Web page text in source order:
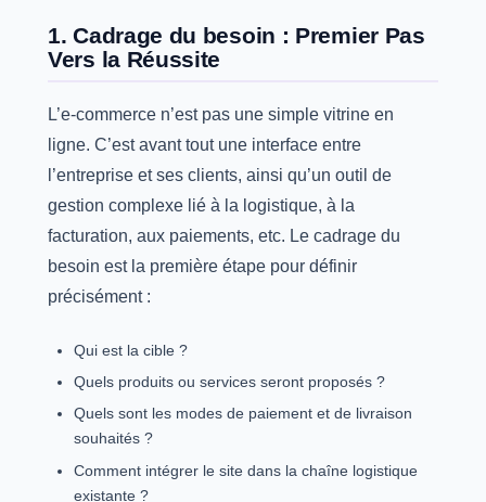
1. Cadrage du besoin : Premier Pas
Vers la Réussite
L’e-commerce n’est pas une simple vitrine en
ligne. C’est avant tout une interface entre
l’entreprise et ses clients, ainsi qu’un outil de
gestion complexe lié à la logistique, à la
facturation, aux paiements, etc. Le cadrage du
besoin est la première étape pour définir
précisément :
Qui est la cible ?
Quels produits ou services seront proposés ?
Quels sont les modes de paiement et de livraison
souhaités ?
Comment intégrer le site dans la chaîne logistique
existante ?